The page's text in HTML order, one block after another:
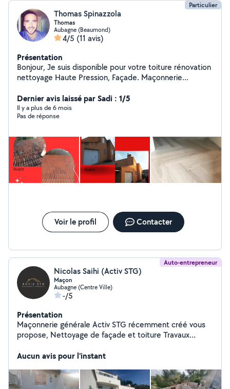
Particulier
Thomas Spinazzola
Thomas
Aubagne (Beaumond)
4/5 (11 avis)
Présentation
Bonjour, Je suis disponible pour votre toiture rénovation
nettoyage Haute Pression, Façade. Maçonnerie
Dernier avis laissé par Sadi : 1/5
Il y a plus de 6 mois
Pas de réponse
Voir le profil Contacter
Auto-entrepreneur
Nicolas Saihi (Activ STG)
Maçon
Aubagne (Centre Ville)
-/5
Présentation
Maçonnerie générale Activ STG récemment créé vous
propose, Nettoyage de façade et toiture Travaux
Traitement de fissures Enduit Devis gratuit Nous
garantissons un travail de qualité
Aucun avis pour l'instant